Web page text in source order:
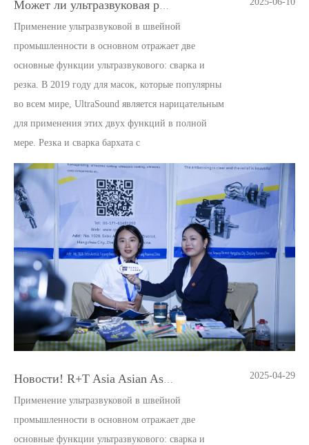
Может ли ультразвуковая резина? Шина резания?
Применение ультразвуковой в швейной
промышленности в основном отражает две
основные функции ультразвукового: сварка и
резка. В 2019 году для масок, которые популярны
во всем мире, UltraSound является нарицательным
для применения этих двух функций в полной
мере. Резка и сварка бархата c
Новости! R+T Asia Asian Asian Door и Window Shale Shale завершилась успешно!
Применение ультразвуковой в швейной
промышленности в основном отражает две
основные функции ультразвукового: сварка и
2025-04-29